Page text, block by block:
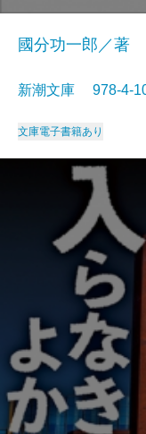
國分功一郎／著
新潮文庫 978-4-
文庫電子書籍あり